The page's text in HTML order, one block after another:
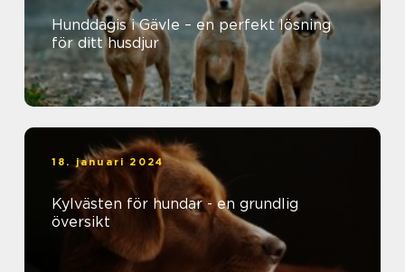
Hunddagis i Gävle – en perfekt lösning
för ditt husdjur
18. januari 2024
Kylvästen för hundar - en grundlig
översikt